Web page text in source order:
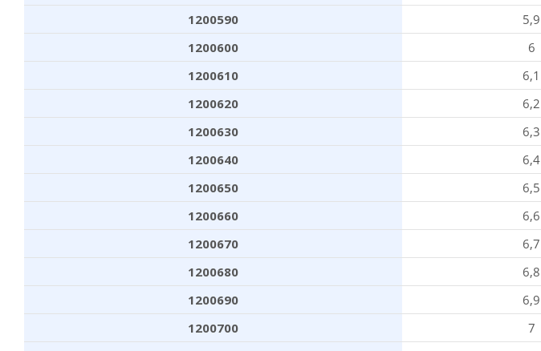
1200590
5,9
1200600
6
1200610
6,1
1200620
6,2
1200630
6,3
1200640
6,4
1200650
6,5
1200660
6,6
1200670
6,7
1200680
6,8
1200690
6,9
1200700
7